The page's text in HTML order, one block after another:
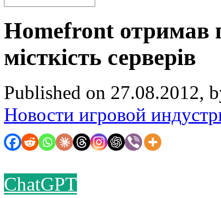
Homefront отримав
місткість серверів
Published on 27.08.2012,
Новости игровой
ChatGPT